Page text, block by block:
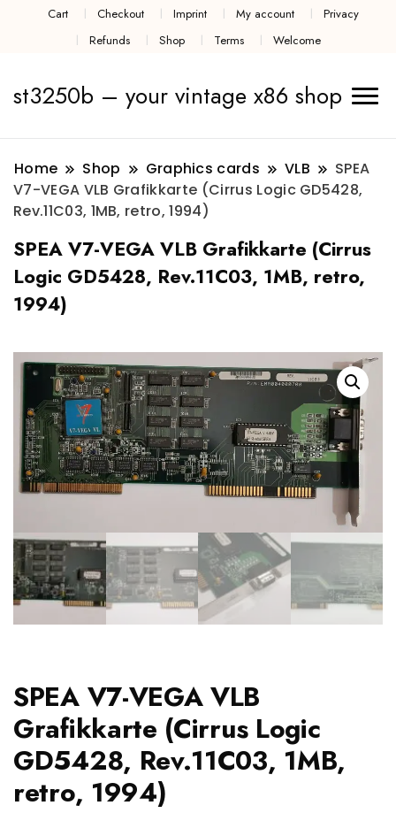
Cart Checkout Imprint My account
Privacy
Refunds
Shop Terms Welcome
st3250b – your vintage x86 shop
Home Shop Graphics cards VLB
SPEA
V7-VEGA VLB Grafikkarte (Cirrus Logic GD5428,
Rev.11C03, 1MB, retro, 1994)
SPEA V7-VEGA VLB Grafikkarte (Cirrus
Logic GD5428, Rev.11C03, 1MB, retro,
1994)
SPEA V7-VEGA VLB
Grafikkarte (Cirrus Logic
GD5428, Rev.11C03, 1MB,
retro, 1994)